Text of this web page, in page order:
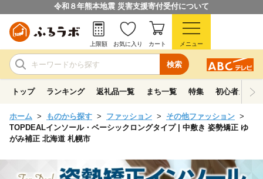
令和８年熊本地震 災害支援寄付受付について
検索
上限額 お気に入り カート メニュー
トップ ランキング 返礼品一覧 まち一覧 特集 初心者ガイド
ホーム ものから探す ファッション
その他ファッション
TOPDEALインソール・ベーシックロングタイプ | 中敷き 姿勢矯正 ゆ
がみ補正 北海道 札幌市